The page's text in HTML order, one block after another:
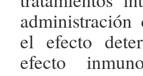
el efecto
efecto